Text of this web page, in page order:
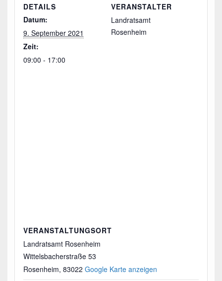
DETAILS
Datum:
9. September 2021
Zeit:
09:00 - 17:00
VERANSTALTER
Landratsamt
Rosenheim
VERANSTALTUNGSORT
Landratsamt Rosenheim
Wittelsbacherstraße 53
Rosenheim, 83022 Google Karte anzeigen